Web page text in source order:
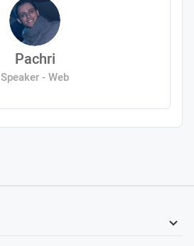
Pachri
Speaker - Web